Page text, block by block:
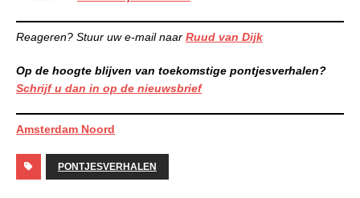
Reageren? Stuur uw e-mail naar Ruud van Dijk
Op de hoogte blijven van toekomstige pontjesverhalen?
Schrijf u dan in op de nieuwsbrief
Amsterdam Noord
PONTJESVERHALEN